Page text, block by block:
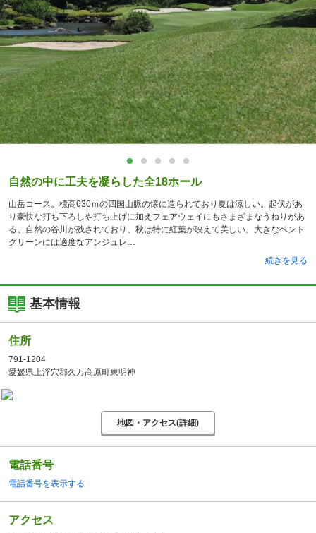
自然の中に工夫を凝らした全18ホール
山岳コース。標高630ｍの四国山脈の懐に造られており夏は涼しい。起伏があ
り豪快な打ち下ろしや打ち上げに加えフェアウェイにもさまざまなうねりがあ
る。自然の谷川が残されており、秋は特に紅葉が映えて美しい。大きなベント
グリーンには適度なアンジュレ
続きを見る
基本情報
住所
791-1204
愛媛県上浮穴郡久万高原町東明神
地図・アクセス(詳細)
電話番号
電話番号を表示する
アクセス